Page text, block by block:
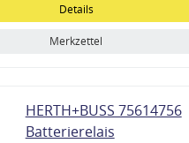
Details
Merkzettel
HERTH+BUSS 75614756
Batterierelais